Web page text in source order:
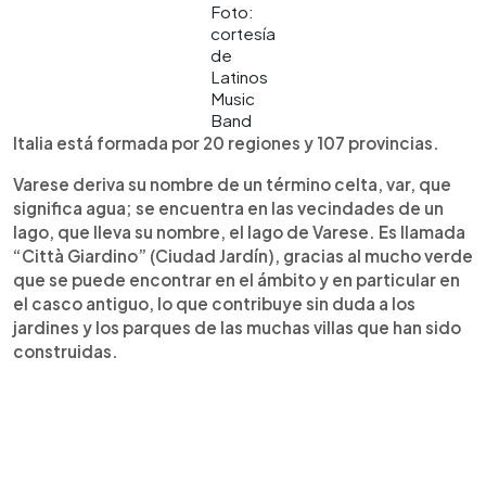
Foto:
cortesía
de
Latinos
Music
Band
Italia está formada por 20 regiones y 107 provincias.
Varese deriva su nombre de un término celta, var, que
significa agua; se encuentra en las vecindades de un
lago, que lleva su nombre, el lago de Varese. Es llamada
“Città Giardino” (Ciudad Jardín), gracias al mucho verde
que se puede encontrar en el ámbito y en particular en
el casco antiguo, lo que contribuye sin duda a los
jardines y los parques de las muchas villas que han sido
construidas.